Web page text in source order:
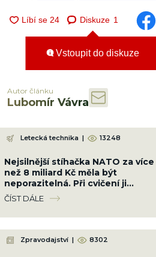
Diskuze 1
Vstoupit do diskuze
Autor článku
Lubomír Vávra
Letecká technika | 13248
Nejsilnější stíhačka NATO za více
než 8 miliard Kč měla být
neporazitelná. Při cvičení ji
sestřelil obyčejný malý letoun
ČÍST DÁLE
Zpravodajství | 8302